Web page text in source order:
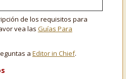
de los requisitos para
vea las Guías Para
a Editor in Chief.